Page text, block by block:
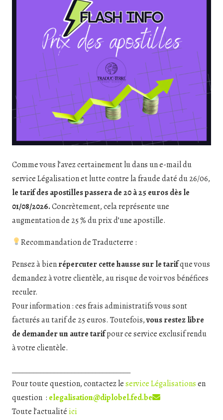
Comme vous l’avez certainement lu dans un e-mail du
service Légalisation et lutte contre la fraude daté du 26/06,
le tarif des apostilles passera de 20 à 25 euros dès le
01/08/2026.Concrètement, cela représente une
augmentation de 25 % du prix d’une apostille.
Recommandation de Traducterre :
Pensez à bienrépercuter cette hausse sur le tarifque vous
demandez à votre clientèle, au risque de voir vos bénéfices
reculer.
Pour information : ces frais administratifs vous sont
facturés au tarif de 25 euros. Toutefois,vous restez libre
de demander un autre tarifpour ce service exclusif rendu
à votre clientèle.
Pour toute question, contactez leservice Légalisationsen
question : elegalisation@diplobel.fed.be
Toute l’actualité ici